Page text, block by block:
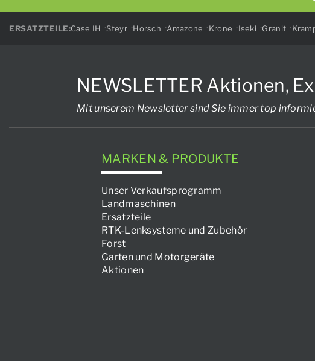
ERSATZTEILE:Case IH Steyr Horsch Amazone Krone Iseki Granit
NEWSLETTER Aktionen,
Mit unserem Newsletter sind Sie immer top
MARKEN & PRODUKTE
Unser Verkaufsprogramm
Landmaschinen
Ersatzteile
RTK-Lenksysteme und Zubehör
Forst
Garten und Motorgeräte
Aktionen